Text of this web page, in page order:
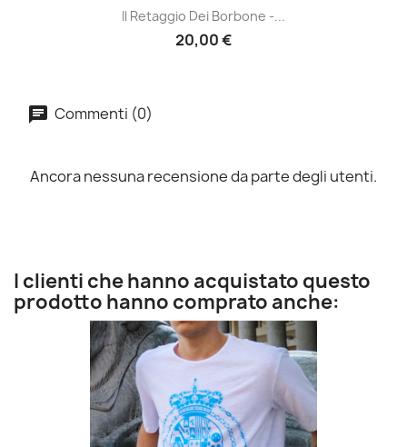
Il Retaggio Dei Borbone -...
20,00 €
Commenti (0)
Ancora nessuna recensione da parte degli utenti.
I clienti che hanno acquistato questo
prodotto hanno comprato anche: